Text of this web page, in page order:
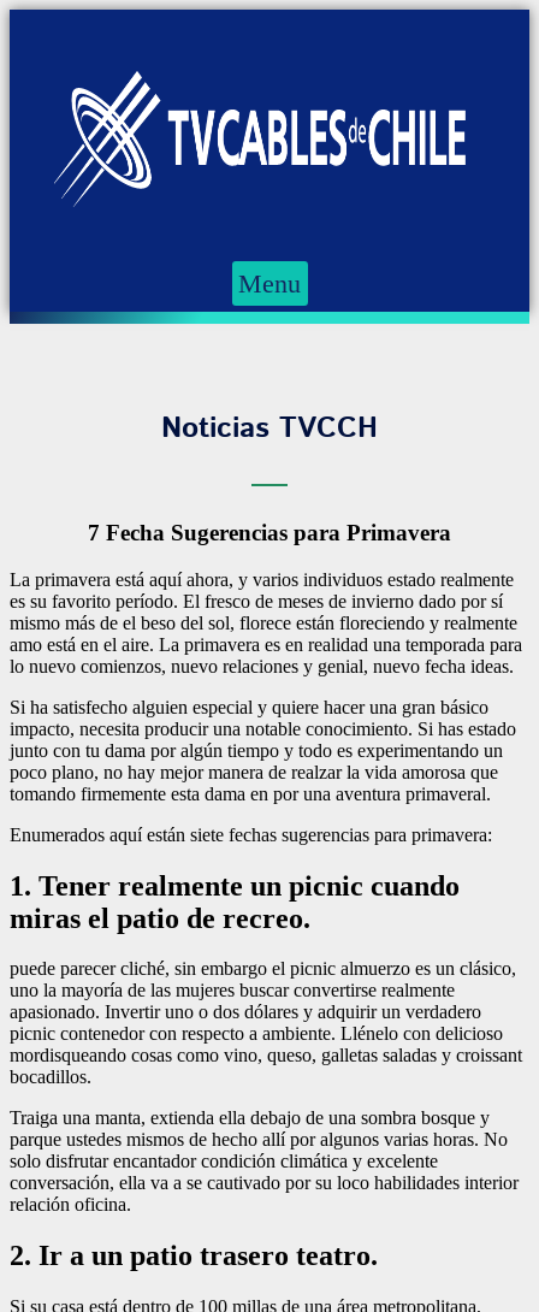
Menu
Noticias TVCCH
7 Fecha Sugerencias para Primavera
La primavera está aquí ahora, y varios individuos estado realmente
es su favorito período. El fresco de meses de invierno dado por sí
mismo más de el beso del sol, florece están floreciendo y realmente
amo está en el aire. La primavera es en realidad una temporada para
lo nuevo comienzos, nuevo relaciones y genial, nuevo fecha ideas.
Si ha satisfecho alguien especial y quiere hacer una gran básico
impacto, necesita producir una notable conocimiento. Si has estado
junto con tu dama por algún tiempo y todo es experimentando un
poco plano, no hay mejor manera de realzar la vida amorosa que
tomando firmemente esta dama en por una aventura primaveral.
Enumerados aquí están siete fechas sugerencias para primavera:
1. Tener realmente un picnic cuando
miras el patio de recreo.
puede parecer cliché, sin embargo el picnic almuerzo es un clásico,
uno la mayoría de las mujeres buscar convertirse realmente
apasionado. Invertir uno o dos dólares y adquirir un verdadero
picnic contenedor con respecto a ambiente. Llénelo con delicioso
mordisqueando cosas como vino, queso, galletas saladas y croissant
bocadillos.
Traiga una manta, extienda ella debajo de una sombra bosque y
parque ustedes mismos de hecho allí por algunos varias horas. No
solo disfrutar encantador condición climática y excelente
conversación, ella va a se cautivado por su loco habilidades interior
relación oficina.
2. Ir a un patio trasero teatro.
Si su casa está dentro de 100 millas de una área metropolitana,